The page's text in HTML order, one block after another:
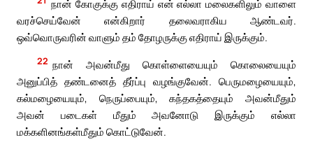
நான் கோகுக்கு எதிராய் என் எல்லா மலைகளிலும் வாளை
வரச்செய்வேன் என்கிறார் தலைவராகிய ஆண்டவர்.
ஒவ்வொருவரின் வாளும் தம் தோழருக்கு எதிராய் இருக்கும்.
22 நான் அவன்மீது கொள்ளையையும் கொலையையும்
அனுப்பித் தண்டனைத் தீர்ப்பு வழங்குவேன். பெருமழையையும்,
கல்மழையையும், நெருப்பையும், கந்தகத்தையும் அவன்மீதும்
அவன் படைகள் மீதும் அவனோடு இருக்கும் எல்லா
மக்களினங்கள்மீதும் கொட்டுவேன்.